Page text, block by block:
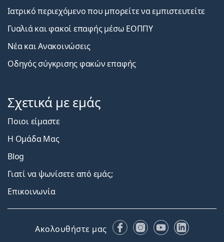
Ιατρικό περιεχόμενο που μπορείτε να εμπιστευτείτε
Γυαλιά και φακοί επαφής μέσω ΕΟΠΠΥ
Νέα και Ανακοινώσεις
Οδηγός σύγκρισης φακών επαφής
Σχετικά με εμάς
Ποιοι είμαστε
Η Ομάδα Μας
Blog
Γιατί να ψωνίσετε από εμάς;
Επικοινωνία
Ακολουθήστε μας FacebookInstagram
YouTubeLinkedIn